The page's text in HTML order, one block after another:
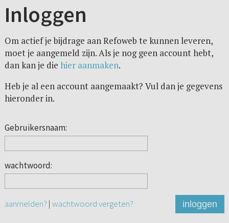
Inloggen
Om actief je bijdrage aan Refoweb te kunnen leveren,
moet je aangemeld zijn. Als je nog geen account hebt,
dan kan je die hier aanmaken.
Heb je al een account aangemaakt? Vul dan je gegevens
hieronder in.
Gebruikersnaam:
wachtwoord:
aanmelden? | wachtwoord vergeten? inloggen